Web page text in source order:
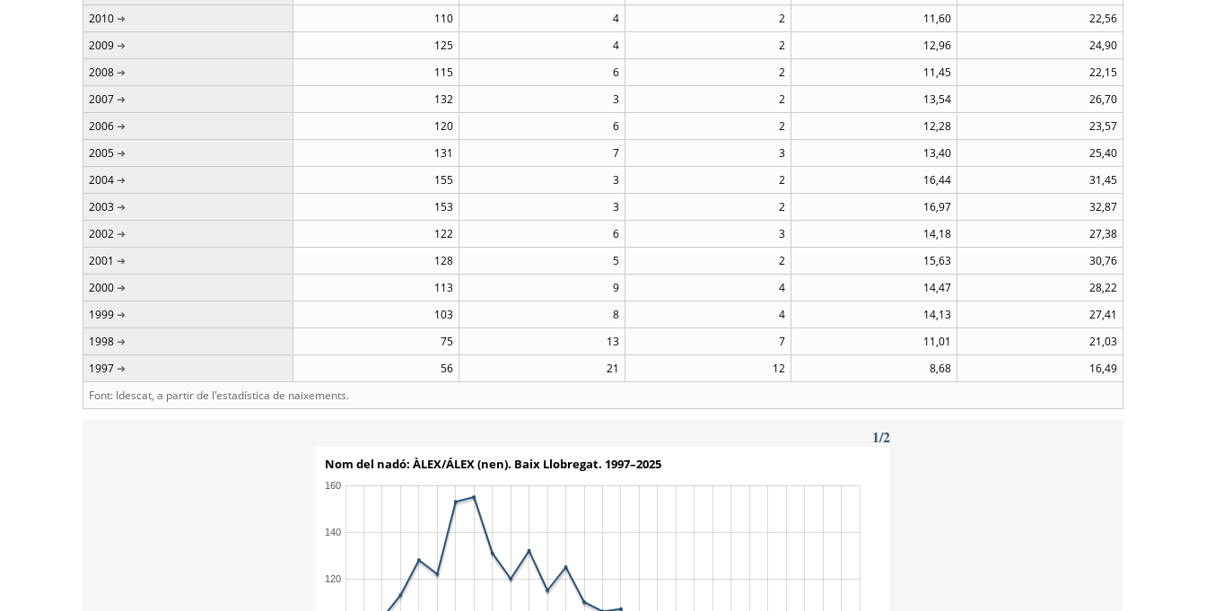
2010
110 4 2 11,60
22,56
2009
125 4 2 12,96
24,90
2008
115 6 2 11,45
22,15
2007
132 3 2 13,54
26,70
2006
120 6 2 12,28
23,57
2005
131 7 3 13,40
25,40
2004
155 3 2 16,44
31,45
2003
153 3 2 16,97
32,87
2002
122 6 3 14,18
27,38
2001
128 5 2 15,63
30,76
2000
113 9 4 14,47
28,22
1999
103 8 4 14,13
27,41
1998
75 13 7 11,01
21,03
1997
56 21 12 8,68
16,49
Font: Idescat, a partir de l'estadística de naixements.